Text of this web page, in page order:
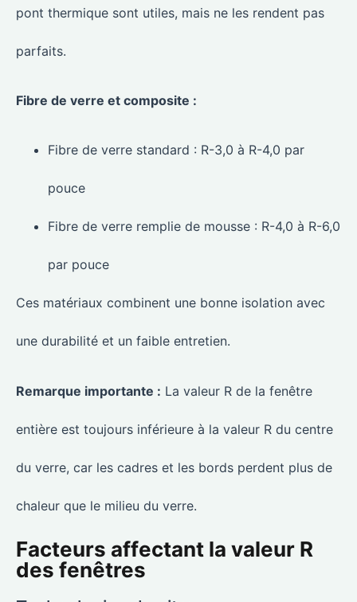
pont thermique sont utiles, mais ne les rendent pas
parfaits.
Fibre de verre et composite :
Fibre de verre standard : R-3,0 à R-4,0 par
pouce
Fibre de verre remplie de mousse : R-4,0 à R-6,0
par pouce
Ces matériaux combinent une bonne isolation avec
une durabilité et un faible entretien.
Remarque importante : La valeur R de la fenêtre
entière est toujours inférieure à la valeur R du centre
du verre, car les cadres et les bords perdent plus de
chaleur que le milieu du verre.
Facteurs affectant la valeur R
des fenêtres